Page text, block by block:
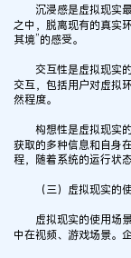
沉浸感是虚拟现实最
之中，脱离现有的真实
其境”的感受。
交互性是虚拟现实的
交互，包括用户对虚拟
然程度。
构想性是虚拟现实的
获取的多种信息和自身
程，随着系统的运行状
（三）虚拟现实的
虚拟现实的使用场景
中在视频、游戏场景。